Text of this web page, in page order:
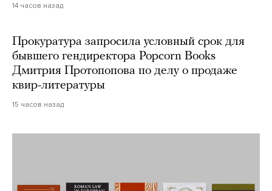
14 часов назад
Прокуратура запросила условный срок для
бывшего гендиректора Popcorn Books
Дмитрия Протопопова по делу о продаже
квир-литературы
15 часов назад